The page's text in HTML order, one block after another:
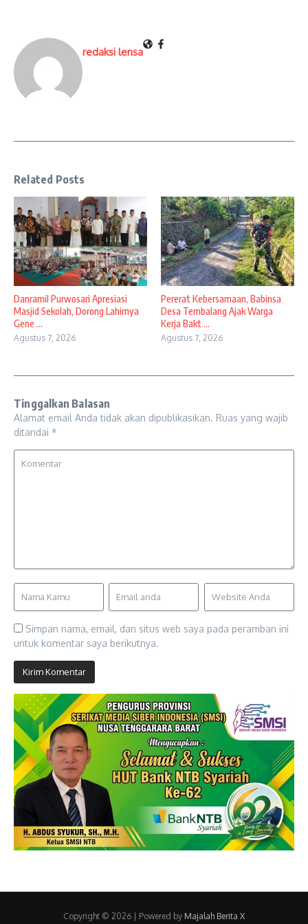
redaksi lensa
Related Posts
Danramil Purwosari Apresiasi
Masjid Sekolah, Dorong Lahirnya
Gene ...
Agustus 7, 2026
Pererat Kebersamaan, Babinsa
Desa Tembalang Ajak Warga
Kerja Bakt ...
Agustus 7, 2026
Tinggalkan Balasan
Alamat email Anda tidak akan dipublikasikan. Ruas yang wajib
ditandai *
Simpan nama, email, dan situs web saya pada peramban ini
untuk komentar saya berikutnya.
Copyright © 2026 | Powered by Majalah Berita X